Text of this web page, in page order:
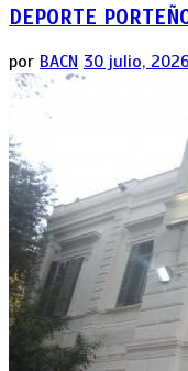
DEPORTE
por BACN 30 julio, 2026